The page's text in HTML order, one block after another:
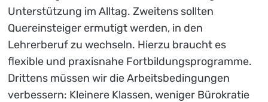
Unterstützung im Alltag. Zweitens sollten
Quereinsteiger ermutigt werden, in den
Lehrerberuf zu wechseln. Hierzu braucht es
flexible und praxisnahe Fortbildungsprogramme.
Drittens müssen wir die Arbeitsbedingungen
verbessern: Kleinere Klassen, weniger Bürokratie